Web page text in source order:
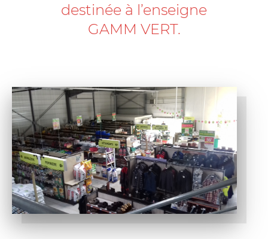
destinée à l’enseigne
GAMM VERT.